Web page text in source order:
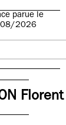
parue le
2026
Florent